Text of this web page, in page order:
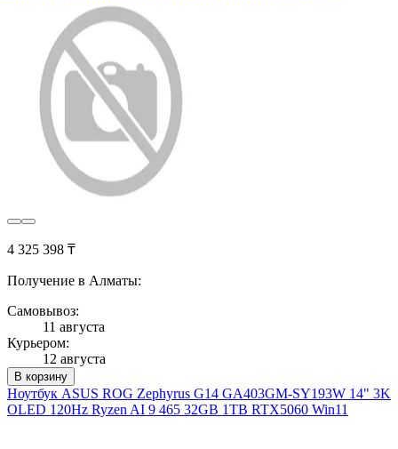
4 325 398 ₸
Получение в Алматы:
Самовывоз:
11 августа
Курьером:
12 августа
В корзину
Ноутбук ASUS ROG Zephyrus G14 GA403GM-SY193W 14" 3K
OLED 120Hz Ryzen AI 9 465 32GB 1TB RTX5060 Win11